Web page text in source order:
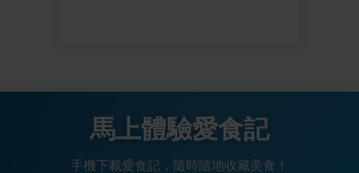
馬上體驗愛食記
手機下載愛食記，隨時隨地收藏美食！